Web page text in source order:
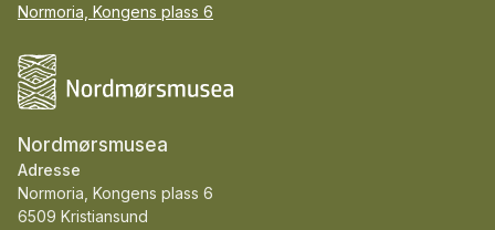
Normoria, Kongens plass 6
Nordmørsmusea
Adresse
Normoria, Kongens plass 6
6509 Kristiansund